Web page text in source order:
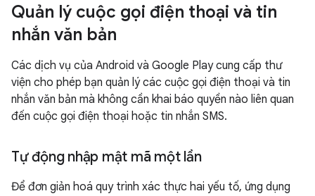
Quản lý cuộc gọi điện thoại và tin
nhắn văn bản
Các dịch vụ của Android và Google Play cung cấp thư
viện cho phép bạn quản lý các cuộc gọi điện thoại và tin
nhắn văn bản mà không cần khai báo quyền nào liên quan
đến cuộc gọi điện thoại hoặc tin nhắn SMS.
Tự động nhập mật mã một lần
Để đơn giản hoá quy trình xác thực hai yếu tố, ứng dụng